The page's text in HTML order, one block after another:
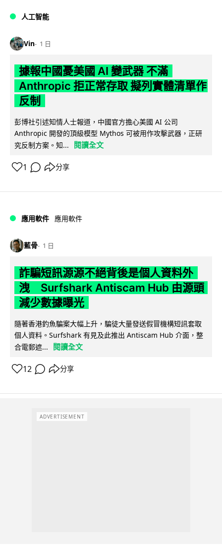
人工智能
Vin 1 日
據報中國憂美國 AI 變武器 不滿
Anthropic 拒正常存取 擬列實體清單作
反制
彭博社引述知情人士報道，中國官方擔心美國 AI 公司
Anthropic 開發的頂級模型 Mythos 可被用作攻擊武器，正研
究反制方案。知...
閱讀全文
1 分享
應用軟件 應用軟件
藍骨 1 日
詐騙短訊源源不絕背後是個人資料外
洩 Surfshark Antiscam Hub 由源頭
減少數據曝光
隨著香港釣魚騙案大幅上升，騙徒大量發送假冒機構短訊套取
個人資料。Surfshark 有見及此推出 Antiscam Hub 介面，整
合電郵遮...
閱讀全文
12 分享
ADVERTISEMENT